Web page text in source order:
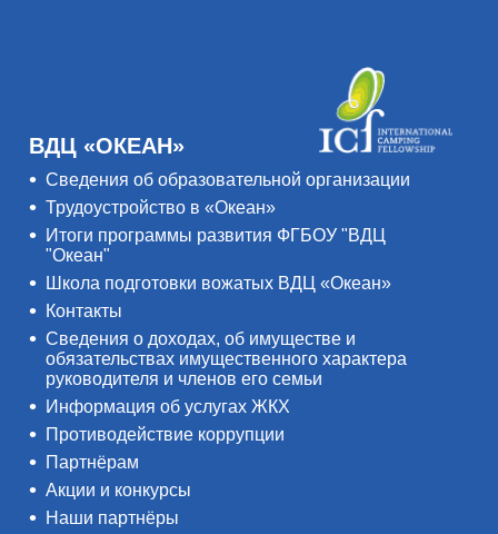
ВДЦ «ОКЕАН»
Сведения об образовательной организации
Трудоустройство в «Океан»
Итоги программы развития ФГБОУ "ВДЦ
"Океан"
Школа подготовки вожатых ВДЦ «Океан»
Контакты
Сведения о доходах, об имуществе и
обязательствах имущественного характера
руководителя и членов его семьи
Информация об услугах ЖКХ
Противодействие коррупции
Партнёрам
Акции и конкурсы
Наши партнёры